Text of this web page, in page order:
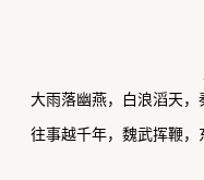
大雨落幽燕，白浪滔天
往事越千年，魏武挥鞭